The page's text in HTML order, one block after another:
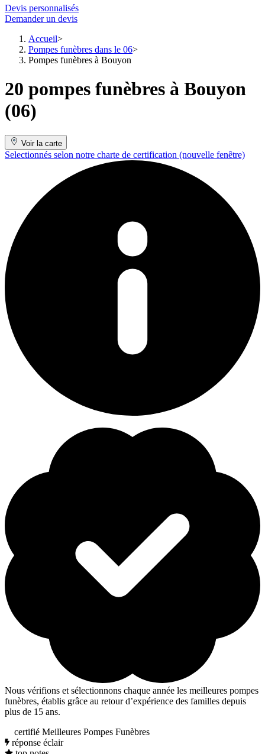
Devis personnalisés
Demander un devis
Accueil
Pompes funèbres dans le 06
Pompes funèbres à Bouyon
20 pompes funèbres à Bouyon
(06)
Voir la carte
Selectionnés selon notre charte de certification (nouvelle fenêtre)
Nous vérifions et sélectionnons chaque année les meilleures pompes
funèbres, établis grâce au retour d’expérience des familles depuis
plus de 15 ans.
certifié Meilleures Pompes Funèbres
réponse éclair